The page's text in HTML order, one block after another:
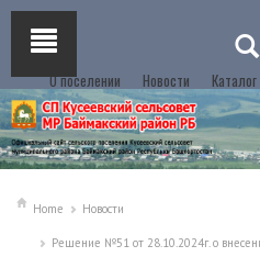
О поселении Новости
Home Новости
Решение №51 от 28.10.2024г. о